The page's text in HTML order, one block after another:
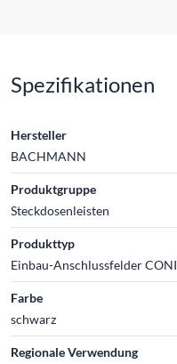
Spezifikationen
Hersteller
BACHMANN
Produktgruppe
Steckdosenleisten
Produkttyp
Einbau-Anschlussfelder CONI
Farbe
schwarz
Regionale Verwendung